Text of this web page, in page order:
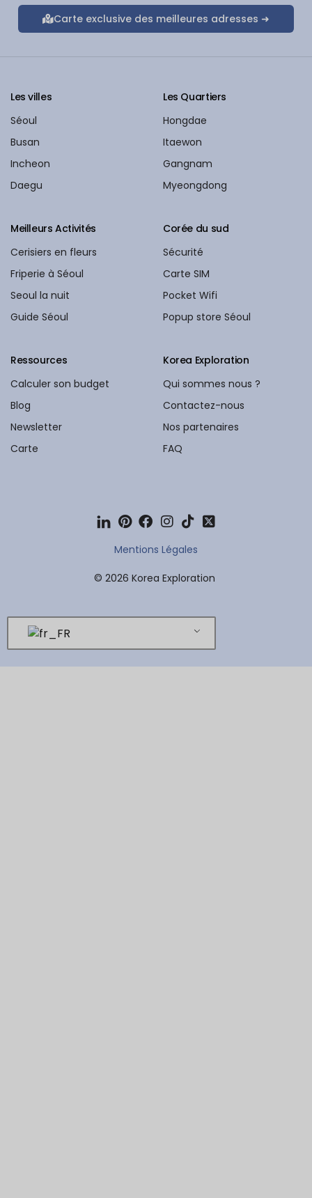
Carte exclusive des meilleures adresses ➜
Les villes
Séoul
Busan
Incheon
Daegu
Les Quartiers
Hongdae
Itaewon
Gangnam
Myeongdong
Meilleurs Activités
Cerisiers en fleurs
Friperie à Séoul
Seoul la nuit
Guide Séoul
Corée du sud
Sécurité
Carte SIM
Pocket Wifi
Popup store Séoul
Ressources
Calculer son budget
Blog
Newsletter
Carte
Korea Exploration
Qui sommes nous ?
Contactez-nous
Nos partenaires
FAQ
© 2026 Korea Exploration
Mentions Légales